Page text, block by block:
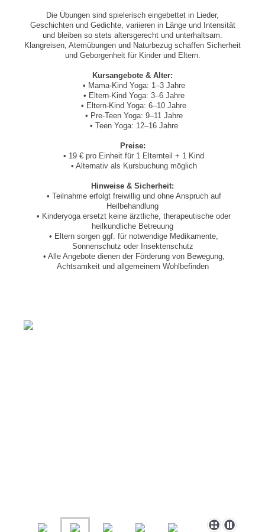
Die Übungen sind spielerisch eingebettet in Lieder,
Geschichten und Gedichte, variieren in Länge und Intensität
und bleiben so stets altersgerecht und unterhaltsam.
Klangreisen, Atemübungen und Naturbezug schaffen Sicherheit
und Geborgenheit für Kinder und Eltern.
Kursangebote & Alter:
• Mama-Kind Yoga: 1–3 Jahre
• Eltern-Kind Yoga: 3–6 Jahre
• Eltern-Kind Yoga: 6–10 Jahre
• Pre-Teen Yoga: 9–11 Jahre
• Teen Yoga: 12–16 Jahre
Preise:
• 19 € pro Einheit für 1 Elternteil + 1 Kind
• Alternativ als Kursbuchung möglich
Hinweise & Sicherheit:
• Teilnahme erfolgt freiwillig und ohne Anspruch auf
Heilbehandlung
• Kinderyoga ersetzt keine ärztliche, therapeutische oder
heilkundliche Betreuung
• Eltern sorgen ggf. für notwendige Medikamente,
Sonnenschutz oder Insektenschutz
• Alle Angebote dienen der Förderung von Bewegung,
Achtsamkeit und allgemeinem Wohlbefinden